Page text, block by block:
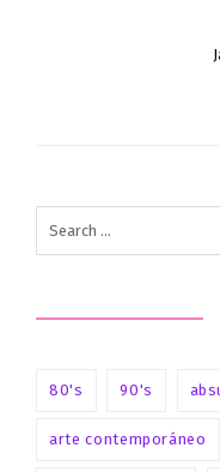
for:
80's 90's
arte contemporáneo